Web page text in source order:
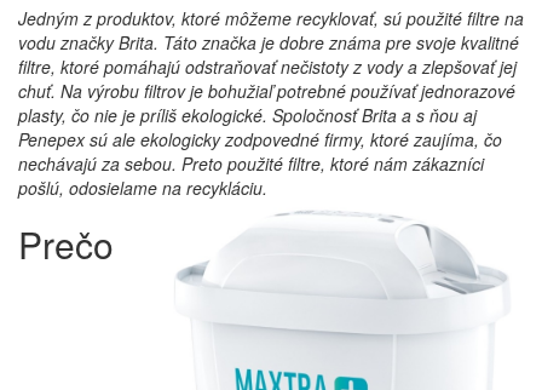
Jedným z produktov, ktoré môžeme recyklovať, sú použité filtre na
vodu značky Brita. Táto značka je dobre známa pre svoje kvalitné
filtre, ktoré pomáhajú odstraňovať nečistoty z vody a zlepšovať jej
chuť. Na výrobu filtrov je bohužiaľ potrebné používať jednorazové
plasty, čo nie je príliš ekologické. Spoločnosť Brita a s ňou aj
Penepex sú ale ekologicky zodpovedné firmy, ktoré zaujíma, čo
nechávajú za sebou. Preto použité filtre, ktoré nám zákazníci
pošlú, odosielame na recykláciu.
Prečo